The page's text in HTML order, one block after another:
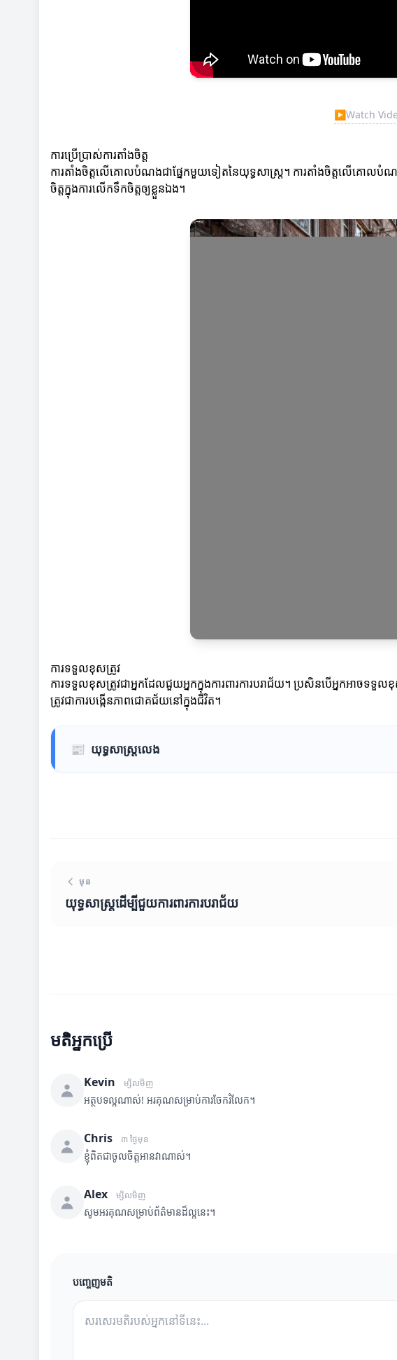
▶Watch
ការប្រើប្រាស់ការតាំងចិត្ត
ការតាំងចិត្តលើគោលបំណងជាផ្នែកមួយទៀតនៃយុទ្ធសាស្ត្រ។ ការតាំងចិត្តលើគោលបំណងអ
ចិត្តក្នុងការលើកទឹកចិត្តឲ្យខ្លួនឯង។
ការទទួលខុសត្រូវ
ការទទួលខុសត្រូវជាអ្នកដែលជួយអ្នកក្នុងការពារការបរាជ័យ។ ប្រសិនបើអ្នកអា
ត្រូវជាការបង្កើនភាពជោគជ័យនៅក្នុងជីវិត។
📰 យុទ្ធសាស្ត្រលេង
មុន
យុទ្ធសាស្ត្រដើម្បីជួយការពារការបរាជ័យ
មតិអ្នកប្រើ
Kevin ម្សិលមិញ
អត្ថបទល្អណាស់! អរគុណសម្រាប់ការចែករំលែក។
Chris ៣ ថ្ងៃមុន
ខ្ញុំពិតជាចូលចិត្តអានវាណាស់។
Alex ម្សិលមិញ
សូមអរគុណសម្រាប់ព័ត៌មានដ៏ល្អនេះ។
បញ្ចេញមតិ